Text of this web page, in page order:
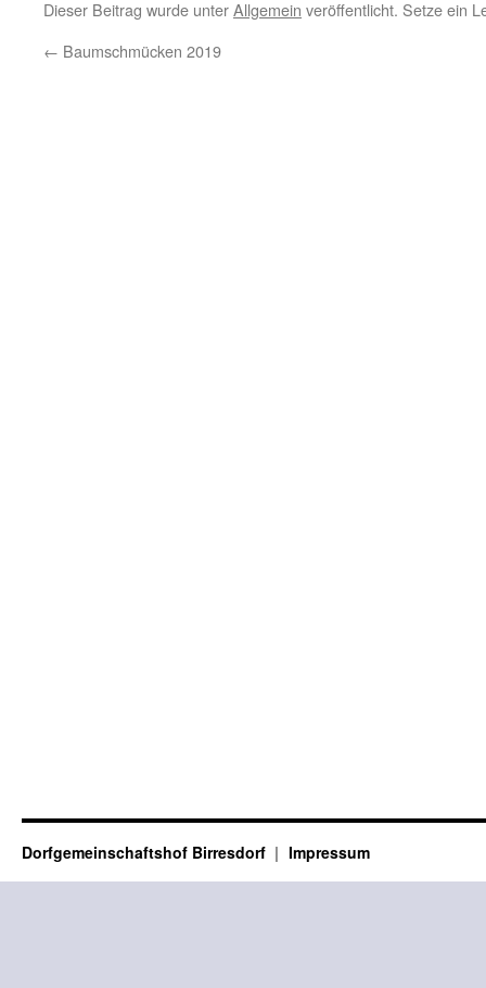
Dieser Beitrag wurde unterAllgemein veröffentlicht. Setze ein
← Baumschmücken 2019
Dorfgemeinschaftshof Birresdorf Impressum